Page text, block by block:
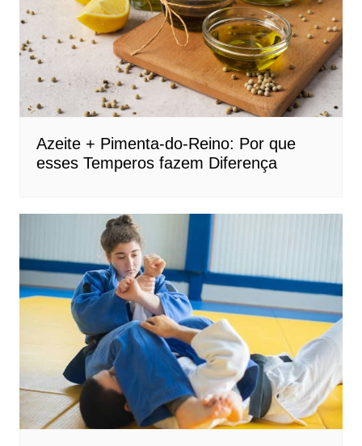
Azeite + Pimenta-do-Reino: Por que
esses Temperos fazem Diferença